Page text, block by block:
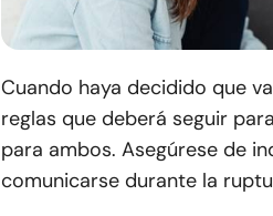
Cuando haya decidido que
reglas que deberá seguir
para ambos. Asegúrese de
comunicarse durante la